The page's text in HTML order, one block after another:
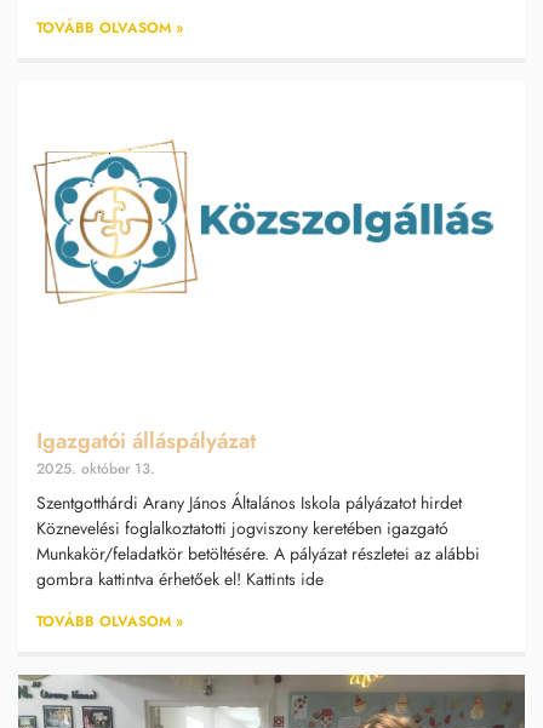
TOVÁBB OLVASOM »
Igazgatói álláspályázat
2025. október 13.
Szentgotthárdi Arany János Általános Iskola pályázatot hirdet
Köznevelési foglalkoztatotti jogviszony keretében igazgató
Munkakör/feladatkör betöltésére. A pályázat részletei az alábbi
gombra kattintva érhetőek el! Kattints ide
TOVÁBB OLVASOM »